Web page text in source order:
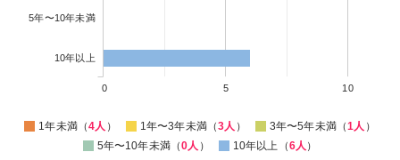
5年〜10年未満
10年以上
0 5 10
1年未満（4人 ） 1年〜3年未満（3人 ） 3年〜5年未満（1人 ）
5年〜10年未満（0人 ） 10年以上（6人 ）